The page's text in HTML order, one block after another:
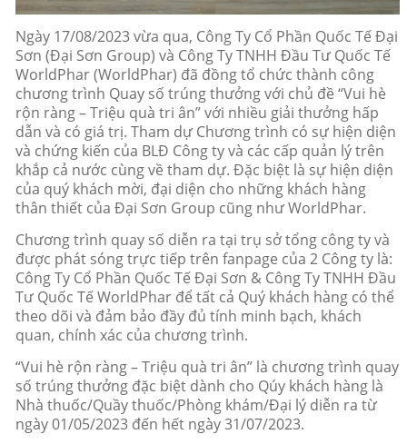
Ngày 17/08/2023 vừa qua, Công Ty Cổ Phần Quốc Tế Đại
Sơn (Đại Sơn Group) và Công Ty TNHH Đầu Tư Quốc Tế
WorldPhar (WorldPhar) đã đồng tổ chức thành công
chương trình Quay số trúng thưởng với chủ đề “Vui hè
rộn ràng – Triệu quà tri ân” với nhiều giải thưởng hấp
dẫn và có giá trị. Tham dự Chương trình có sự hiện diện
và chứng kiến của BLĐ Công ty và các cấp quản lý trên
khắp cả nước cùng về tham dự. Đặc biệt là sự hiện diện
của quý khách mời, đại diện cho những khách hàng
thân thiết của Đại Sơn Group cũng như WorldPhar.
Chương trình quay số diễn ra tại trụ sở tổng công ty và
được phát sóng trực tiếp trên fanpage của 2 Công ty là:
Công Ty Cổ Phần Quốc Tế Đại Sơn & Công Ty TNHH Đầu
Tư Quốc Tế WorldPhar để tất cả Quý khách hàng có thể
theo dõi và đảm bảo đầy đủ tính minh bạch, khách
quan, chính xác của chương trình.
“Vui hè rộn ràng – Triệu quà tri ân” là chương trình quay
số trúng thưởng đặc biệt dành cho Qúy khách hàng là
Nhà thuốc/Quầy thuốc/Phòng khám/Đại lý diễn ra từ
ngày 01/05/2023 đến hết ngày 31/07/2023.